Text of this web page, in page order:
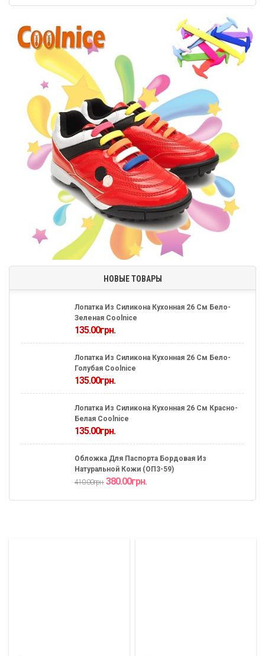
НОВЫЕ ТОВАРЫ
Лопатка Из Силикона Кухонная 26 См Бело-
Зеленая Coolnice
135.00грн.
Лопатка Из Силикона Кухонная 26 См Бело-
Голубая Coolnice
135.00грн.
Лопатка Из Силикона Кухонная 26 См Красно-
Белая Coolnice
135.00грн.
Обложка Для Паспорта Бордовая Из
Натуральной Кожи (ОП3-59)
410.00грн. 380.00грн.